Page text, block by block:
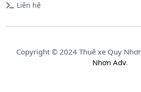
Liên hệ
Copyright © 2024 Thuê xe Quy
Nhơn Adv.